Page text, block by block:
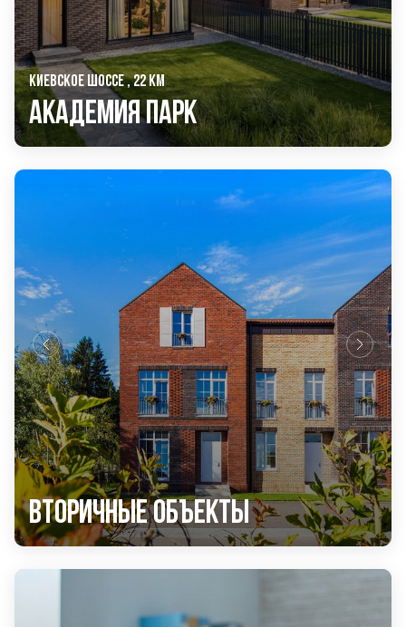
КИЕВСКОЕ ШОССЕ , 22 КМ
Академия Парк
Вторичные объекты